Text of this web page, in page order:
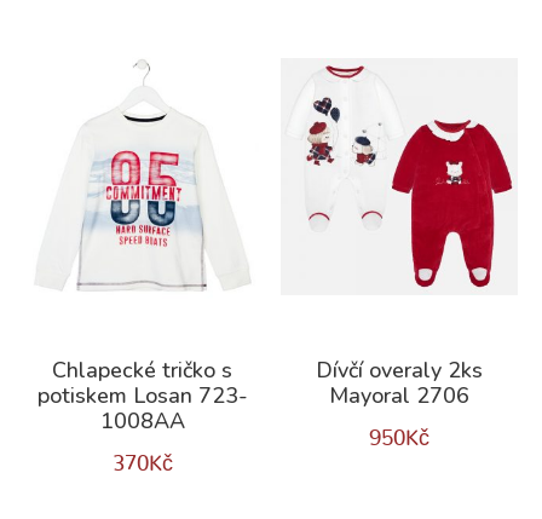
Chlapecké tričko s
potiskem Losan 723-
1008AA
370Kč
Dívčí overaly 2ks
Mayoral 2706
950Kč